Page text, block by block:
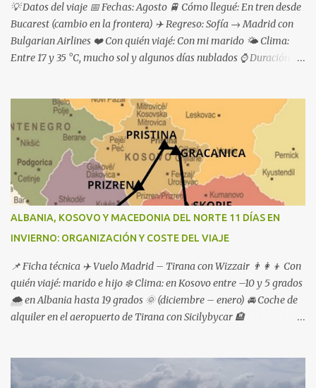
💡 Datos del viaje 📅 Fechas: Agosto 🚆 Cómo llegué: En tren desde
Bucarest (cambio en la frontera) ✈️ Regreso: Sofía → Madrid con
Bulgarian Airlines ❤️ Con quién viajé: Con mi marido 🌤 Clima:
Entre 17 y 35 °C, mucho sol y algunos días nublados ⌚ Duración de
ALBANIA, KOSOVO Y MACEDONIA DEL NORTE 11 DÍAS EN
INVIERNO: ORGANIZACIÓN Y COSTE DEL VIAJE
📌 Ficha técnica ✈️ Vuelo Madrid – Tirana con Wizzair 👨‍👩‍👦 Con
quién viajé: marido e hijo ❄️ Clima: en Kosovo entre –10 y 5 grados
🌨️ en Albania hasta 19 grados 🌞 (diciembre – enero) 🚘 Coche de
alquiler en el aeropuerto de Tirana con Sicilybycar 🏨